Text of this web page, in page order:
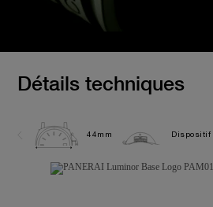
Détails techniques
44mm Dispositif